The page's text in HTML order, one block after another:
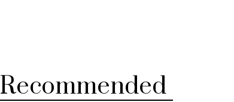
Recommended